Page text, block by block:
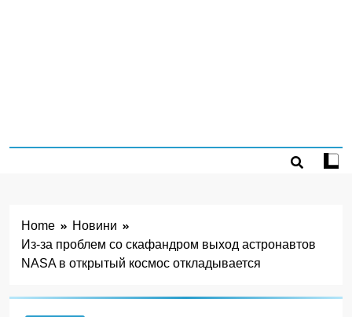
Home
Новини
Из-за проблем со скафандром выход астронавтов
NASA в открытый космос откладывается